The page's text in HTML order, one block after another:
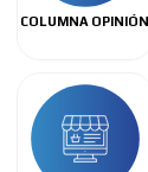
COLUMNA OPINIÓN